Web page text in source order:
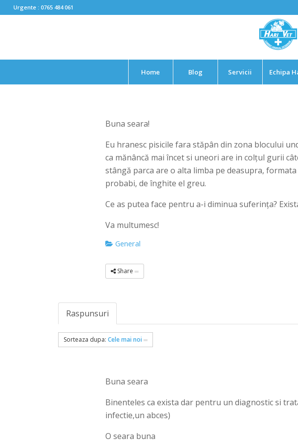
Urgente : 0765 484 061
Home Blog Servicii Echipa
Buna seara!
Eu hranesc pisicile fara stăpân din zona blocului
ca mănâncă mai încet si uneori are in colțul gurii
stângă parca are o alta limba pe deasupra,
probabi, de înghite el greu.
Ce as putea face pentru a-i diminua suferința?
Va multumesc!
General
Share
Raspunsuri
Sorteaza dupa:Cele mai noi
Buna seara
Binenteles ca exista dar pentru un diagnostic si
infectie,un abces)
O seara buna